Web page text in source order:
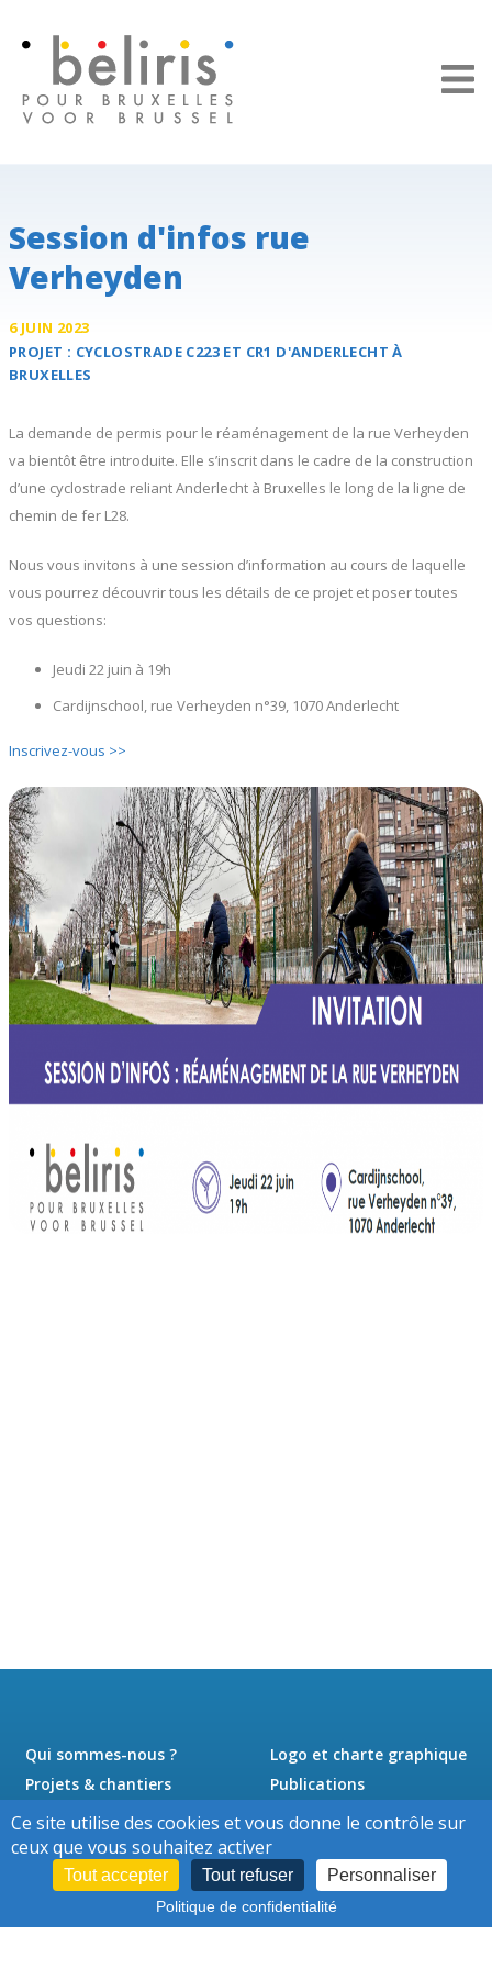
Session d'infos rue
Verheyden
6 JUIN 2023
PROJET : CYCLOSTRADE C223 ET CR1 D'ANDERLECHT À
BRUXELLES
La demande de permis pour le réaménagement de la rue Verheyden
va bientôt être introduite. Elle s’inscrit dans le cadre de la construction
d’une cyclostrade reliant Anderlecht à Bruxelles le long de la ligne de
chemin de fer L28.
Nous vous invitons à une session d’information au cours de laquelle
vous pourrez découvrir tous les détails de ce projet et poser toutes
vos questions:
Jeudi 22 juin à 19h
Cardijnschool, rue Verheyden n°39, 1070 Anderlecht
Inscrivez-vous >>
Qui sommes-nous ?
Projets & chantiers
Actualités
Jobs
Logo et charte graphique
Publications
Presse
Contact
Ce site utilise des cookies et vous donne le contrôle sur
ceux que vous souhaitez activer
Tout accepter Tout refuser Personnaliser
Politique de confidentialité